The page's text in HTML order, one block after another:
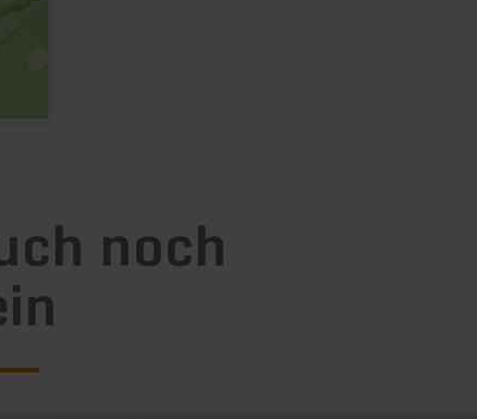
noch